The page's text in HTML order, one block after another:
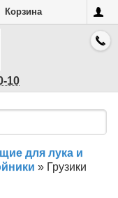
Корзина
10
для лука и
» Грузики